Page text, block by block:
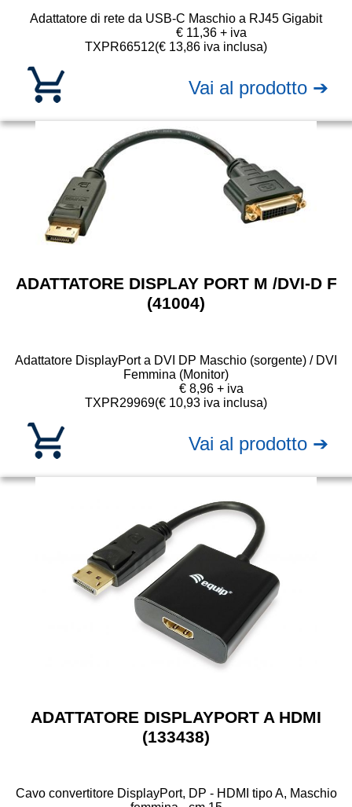
Adattatore di rete da USB-C Maschio a RJ45 Gigabit
TXPR66512
€ 11,36 + iva
(€ 13,86 iva inclusa)
Vai al prodotto ➔
ADATTATORE DISPLAY PORT M /DVI-D F
(41004)
Adattatore DisplayPort a DVI DP Maschio (sorgente) / DVI
Femmina (Monitor)
TXPR29969
€ 8,96 + iva
(€ 10,93 iva inclusa)
Vai al prodotto ➔
ADATTATORE DISPLAYPORT A HDMI
(133438)
Cavo convertitore DisplayPort, DP - HDMI tipo A, Maschio